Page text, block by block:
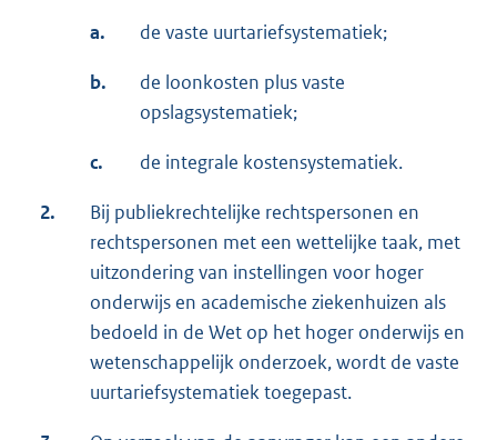
a. de vaste uurtariefsystematiek;
b.
de loonkosten plus vaste
opslagsystematiek;
c. de integrale kostensystematiek.
2.
Bij publiekrechtelijke rechtspersonen en
rechtspersonen met een wettelijke taak, met
uitzondering van instellingen voor hoger
onderwijs en academische ziekenhuizen als
bedoeld in de Wet op het hoger onderwijs en
wetenschappelijk onderzoek, wordt de vaste
uurtariefsystematiek toegepast.